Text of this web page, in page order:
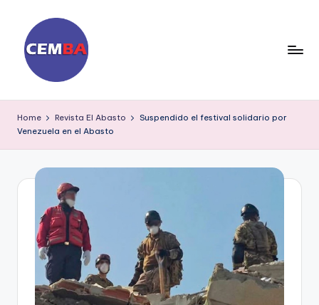
content
ia
ri
M
A
Home Revista El Abasto
Suspendido el festival solidario por
Venezuela en el Abasto